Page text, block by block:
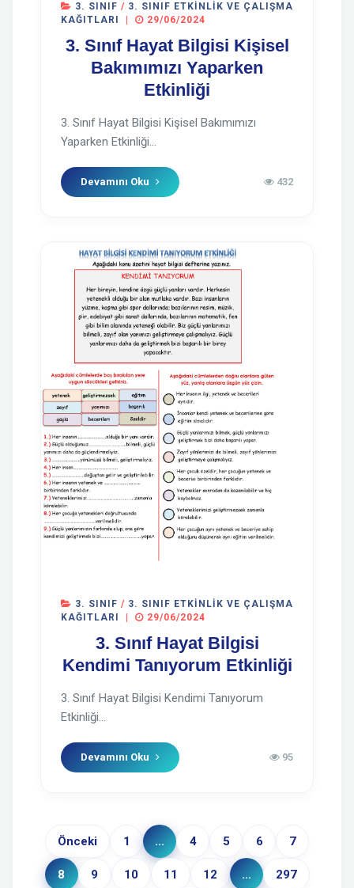
3. SINIF / 3. SINIF ETKINLIK VE ÇALIŞMA
KAĞITLARI
29/06/2024
3. Sınıf Hayat Bilgisi Kişisel
Bakımımızı Yaparken
Etkinliği
3. Sınıf Hayat Bilgisi Kişisel Bakımımızı
Yaparken Etkinliği...
Devamını Oku 432
3. SINIF / 3. SINIF ETKINLIK VE ÇALIŞMA
KAĞITLARI
29/06/2024
3. Sınıf Hayat Bilgisi
Kendimi Tanıyorum Etkinliği
3. Sınıf Hayat Bilgisi Kendimi Tanıyorum
Etkinliği...
Devamını Oku 95
Önceki 1 ... 4 5 6 7
8 9 10 11 12 ... 297